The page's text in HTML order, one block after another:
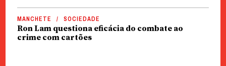
MANCHETE SOCIEDADE
Ron Lam questiona eficácia do combate ao
crime com cartões